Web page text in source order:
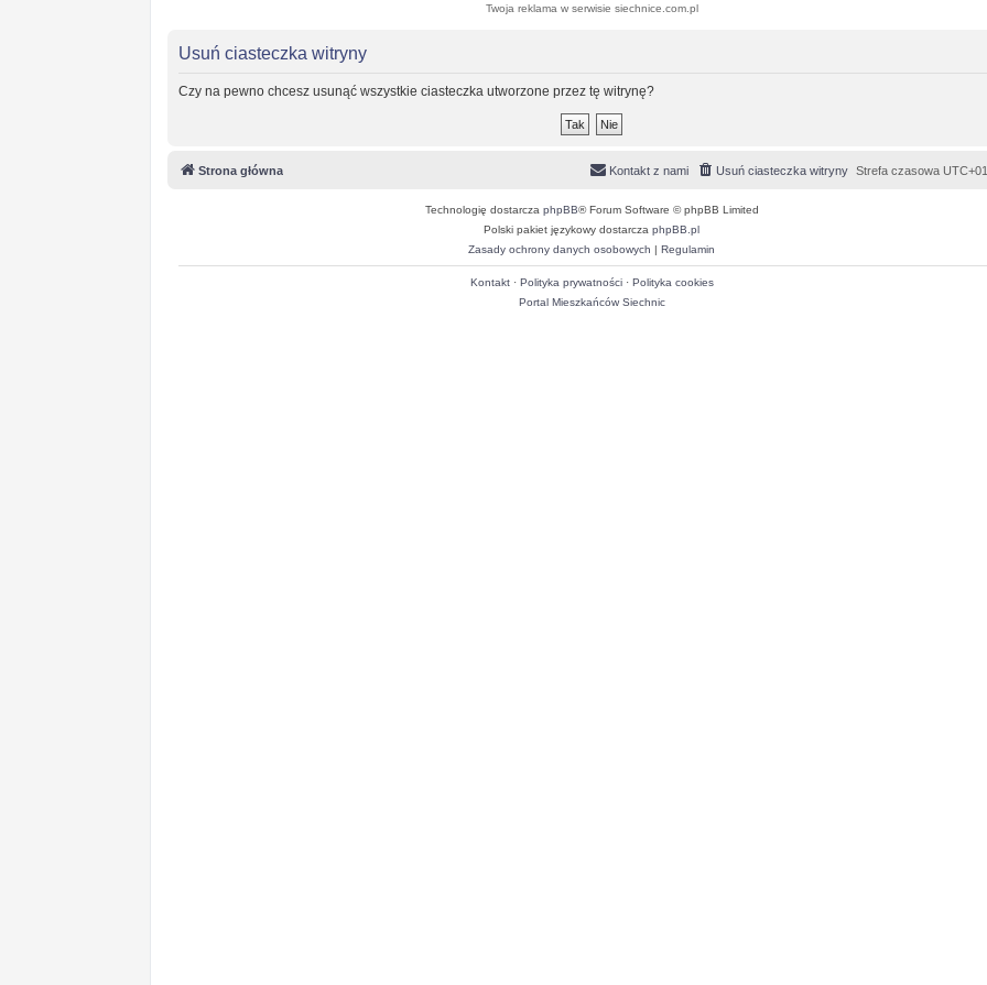
Twoja reklama w serwisie siechnice.com.pl
Usuń ciasteczka witryny
Czy na pewno chcesz usunąć wszystkie ciasteczka utworzone przez tę witrynę?
Strona główna Strefa czasowa
Usuń ciasteczka witryny
Kontakt z nami
Technologię dostarcza phpBB® Forum Software © phpBB Limited
Polski pakiet językowy dostarcza phpBB.pl
Zasady ochrony danych osobowych | Regulamin
Kontakt· Polityka prywatności· Polityka cookies
Portal Mieszkańców Siechnic